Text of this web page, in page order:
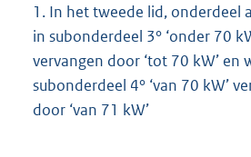
1. In het tweede lid, onderdeel
in subonderdeel 3° ‘onder 70
vervangen door ‘tot 70 kW’ en
subonderdeel 4° ‘van 70 kW’
door ‘van 71 kW’